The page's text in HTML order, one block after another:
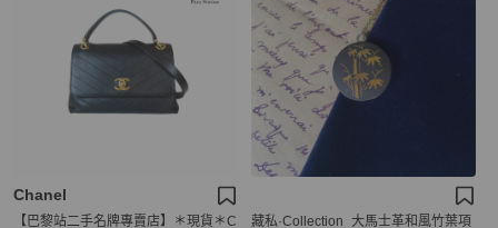
Chanel
【巴黎站二手名牌專賣店】＊現貨＊C
藏私·Collection_大馬士革和風竹葉項